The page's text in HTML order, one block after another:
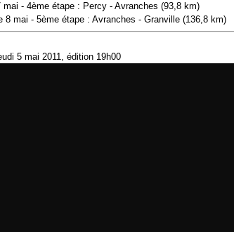
mai - 4ème étape : Percy - Avranches (93,8 km)
8 mai - 5ème étape : Avranches - Granville (136,8 km)
5 mai 2011, édition 19h00